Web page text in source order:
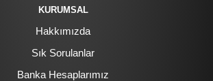
KURUMSAL
Hakkımızda
Sık Sorulanlar
Banka Hesaplarımız